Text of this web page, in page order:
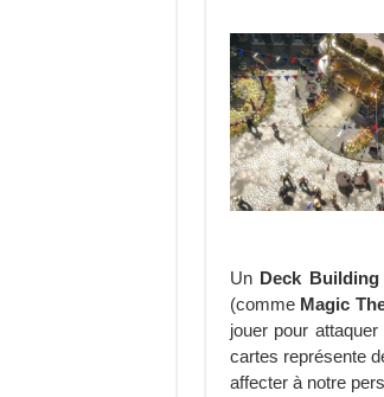
Un Deck Building
(comme Magic
jouer pour
cartes représente
affecter à notre